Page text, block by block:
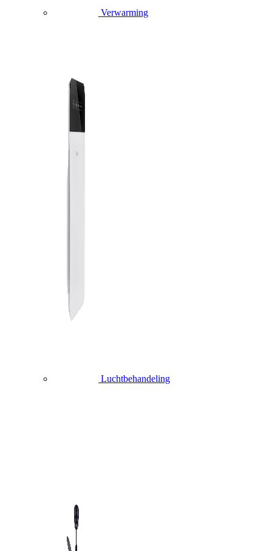
Verwarming
Luchtbehandeling